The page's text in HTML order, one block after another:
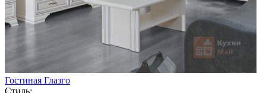
Гостиная Глазго
Стиль: